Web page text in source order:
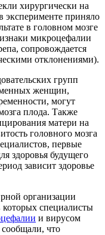
хирургически на
эксперименте приняло
в головном мозге
микроцефалии
сопровождается
отклонениями).
групп
женщин,
могут
плода. Также
матери на
головного мозга
первые
здоровья будущего
зависит здоровье
организации
которых специалисты
и вирусом
что